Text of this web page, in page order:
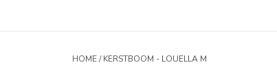
HOME/KERSTBOOM - LOUELLA M